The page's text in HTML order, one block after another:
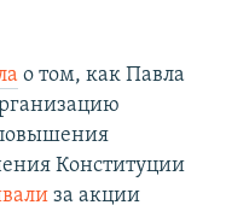
о том, как Павла
Конституции
за акции